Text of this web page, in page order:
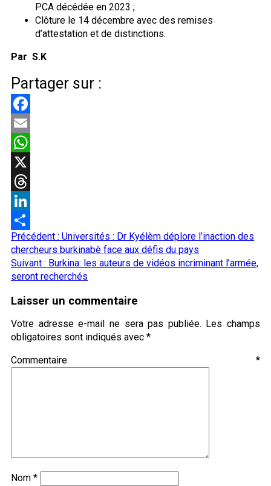
PCA décédée en 2023 ;
Clôture le 14 décembre avec des remises
d’attestation et de distinctions.
Par S.K
Partager sur :
Facebook
Email
WhatsApp
X
Threads
LinkedIn
Partager
Navigation
d’article
Précédent : Universités : Dr Kyélèm déplore l’inaction des
chercheurs burkinabè face aux défis du pays
Suivant : Burkina: les auteurs de vidéos incriminant l’armée,
seront recherchés
Laisser un commentaire
Votre adresse e-mail ne sera pas publiée. Les champs
obligatoires sont indiqués avec *
Commentaire *
Nom *